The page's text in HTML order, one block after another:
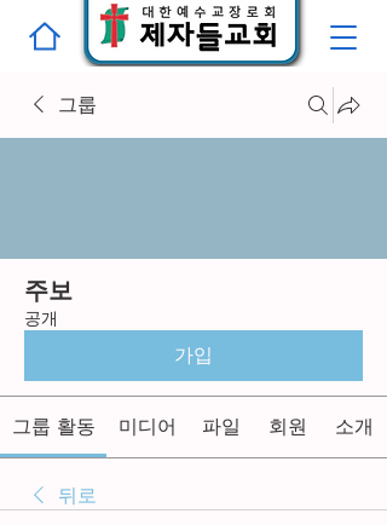
그룹
주보
공개
가입
그룹 활동 미디어 파일 회원 소개
뒤로